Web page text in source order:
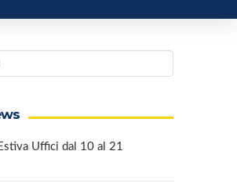
Uffici dal 10 al 21